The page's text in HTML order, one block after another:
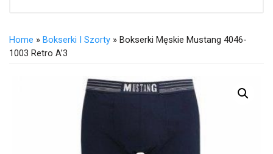
Home » Bokserki I Szorty » Bokserki Męskie Mustang 4046-
1003 Retro A’3